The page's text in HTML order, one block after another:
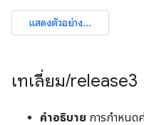
เทเลี่ยม/release3
คำอธิบาย การกำหนด